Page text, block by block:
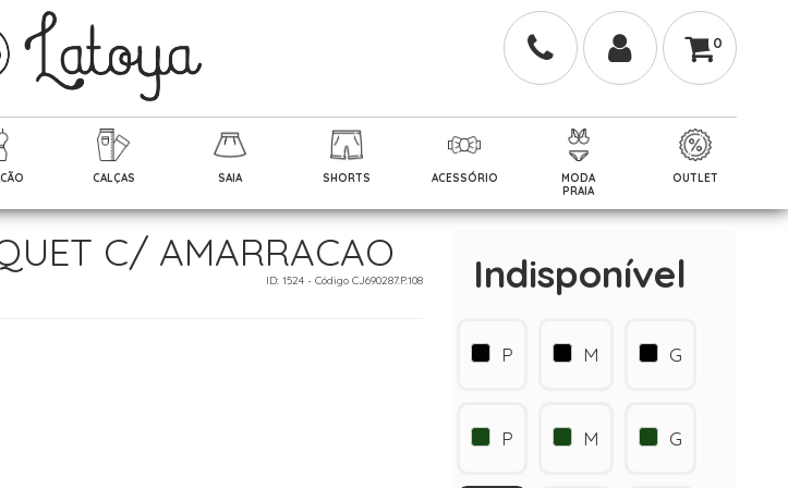
0
CALÇAS SAIA SHORTS ACESSÓRIO
MODA
PRAIA
OUTLET
C/ AMARRACAO
ID: 1524 - Código CJ690287.P.108 Indisponível
P M G
P M G